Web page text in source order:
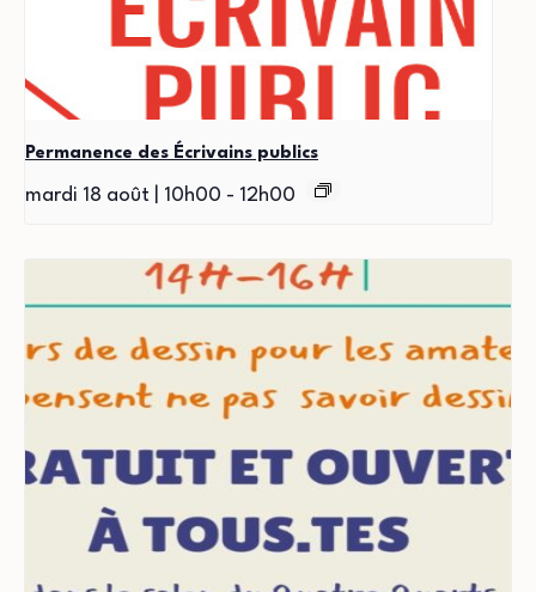
Permanence des Écrivains publics
mardi 18 août | 10h00 - 12h00